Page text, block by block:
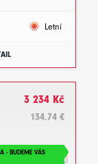
Letní
3 234 Kč
134.74 €
- BUDEME VÁS